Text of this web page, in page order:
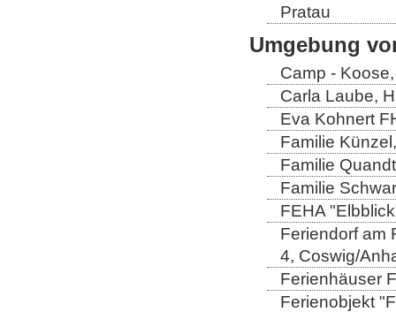
Pratau
Umgebung
Camp -
Carla Laube,
Eva Kohnert
Familie
Familie
Familie
FEHA
Feriendorf am
4, Coswig/
Ferienhäuser
Ferienobjekt